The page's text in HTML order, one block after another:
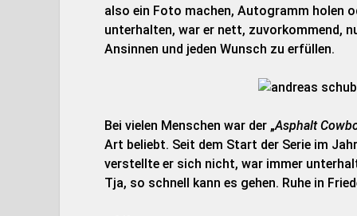
also ein Foto machen, Autogramm holen
unterhalten, war er nett, zuvorkommend,
Ansinnen und jeden Wunsch zu erfüllen.
Bei vielen Menschen war der „Asphalt
Art beliebt. Seit dem Start der Serie im
verstellte er sich nicht, war immer
Tja, so schnell kann es gehen. Ruhe in